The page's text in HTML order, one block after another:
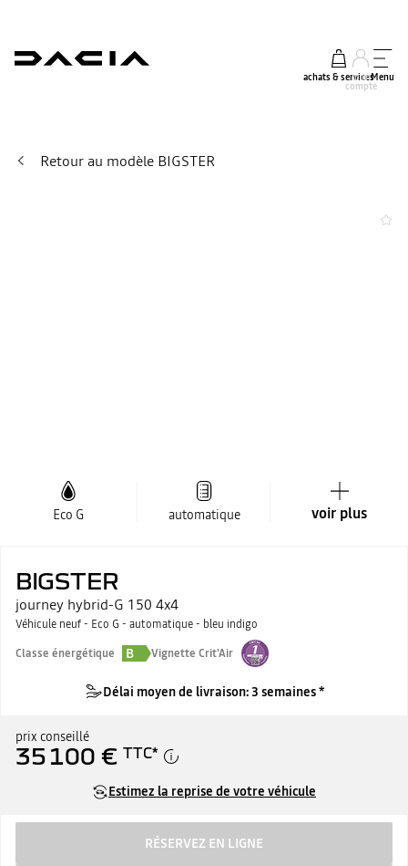
achats & services
mon
compte
Menu
Retour au modèle BIGSTER
Eco G automatique voir plus
BIGSTER
journey hybrid-G 150 4x4
Véhicule neuf - Eco G - automatique - bleu indigo
Classe énergétique
B Vignette Crit'Air
Délai moyen de livraison: 3 semaines *
prix conseillé
35 100 € TTC*
Estimez la reprise de votre véhicule
RÉSERVEZ EN LIGNE